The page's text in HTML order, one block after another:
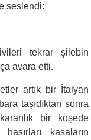
seslendi:
tekrar şilebin
avara etti.
artık bir İtalyan
taşıdıktan sonra
bir köşede
kasaların